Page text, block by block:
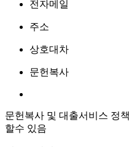
전자메일
주소
상호대차
문헌복사
문헌복사 및 대출서비스 정
할수 있음